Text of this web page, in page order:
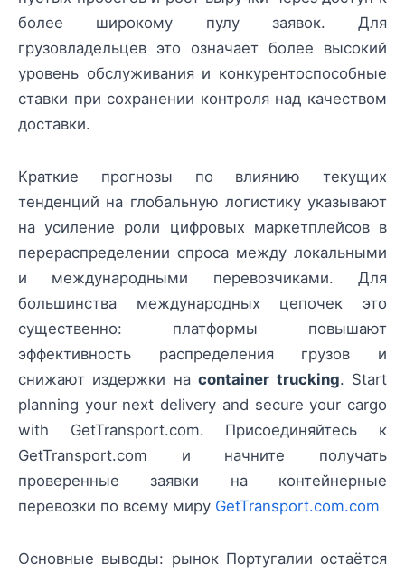
более широкому пулу заявок. Для
грузовладельцев это означает более высокий
уровень обслуживания и конкурентоспособные
ставки при сохранении контроля над качеством
доставки.
Краткие прогнозы по влиянию текущих
тенденций на глобальную логистику указывают
на усиление роли цифровых маркетплейсов в
перераспределении спроса между локальными
и международными перевозчиками. Для
большинства международных цепочек это
существенно: платформы повышают
эффективность распределения грузов и
снижают издержки наcontainer trucking. Start
planning your next delivery and secure your cargo
with GetTransport.com. Присоединяйтесь к
GetTransport.com и начните получать
проверенные заявки на контейнерные
перевозки по всему миру GetTransport.com.com
Основные выводы: рынок Португалии остаётся